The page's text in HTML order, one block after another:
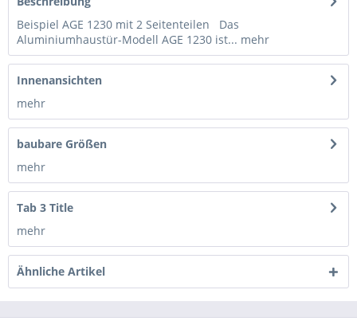
Beispiel AGE 1230 mit 2 Seitenteilen Das
Aluminiumhaustür-Modell AGE 1230 ist... mehr
Innenansichten
mehr
baubare Größen
mehr
Tab 3 Title
mehr
Ähnliche Artikel